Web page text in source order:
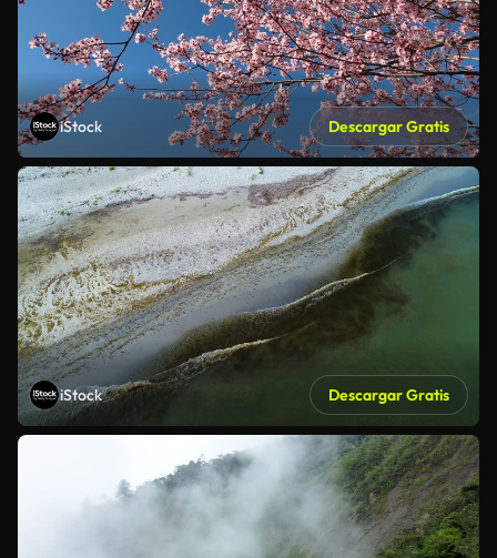
iStock Descargar Gratis
iStock Descargar Gratis